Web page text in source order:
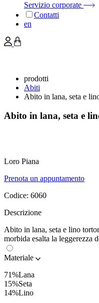
Servizio corporate
Contatti
en
prodotti
Abiti
Abito in lana, seta e
Abito in lana, seta e
Loro Piana
Prenota un appuntamento
Codice: 6060
Descrizione
Abito in lana, seta e lino
morbida esalta la leggerezza
Materiale
71%Lana
15%Seta
14%Lino